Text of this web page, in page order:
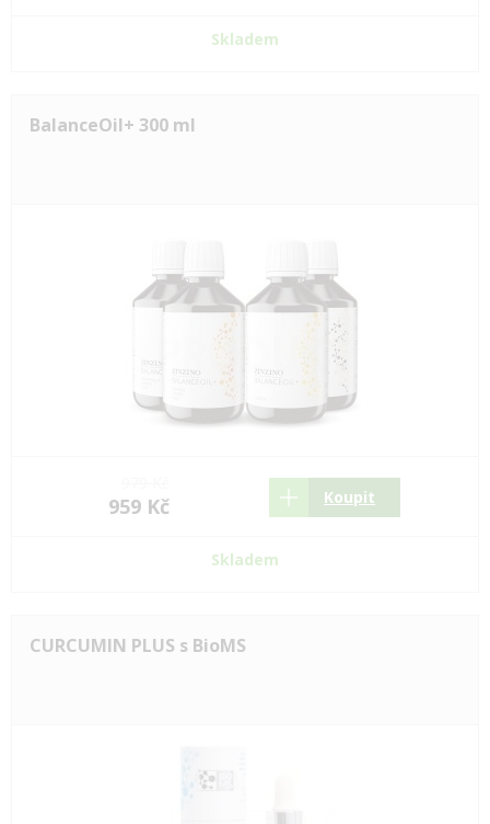
Skladem
BalanceOil+ 300 ml
959 Kč Koupit
Skladem
CURCUMIN PLUS s BioMS